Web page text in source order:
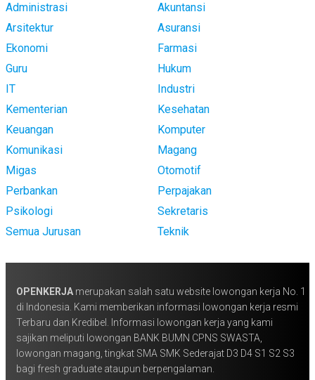
Administrasi
Akuntansi
Arsitektur
Asuransi
Ekonomi
Farmasi
Guru
Hukum
IT
Industri
Kementerian
Kesehatan
Keuangan
Komputer
Komunikasi
Magang
Migas
Otomotif
Perbankan
Perpajakan
Psikologi
Sekretaris
Semua Jurusan
Teknik
OPENKERJA merupakan salah satu website lowongan kerja No. 1
di Indonesia. Kami memberikan informasi lowongan kerja resmi
Terbaru dan Kredibel. Informasi lowongan kerja yang kami
sajikan meliputi lowongan BANK BUMN CPNS SWASTA,
lowongan magang, tingkat SMA SMK Sederajat D3 D4 S1 S2 S3
bagi fresh graduate ataupun berpengalaman.